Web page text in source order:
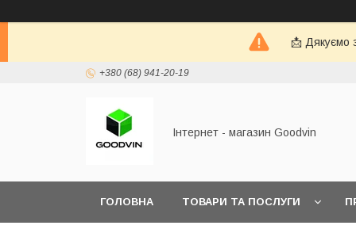
📩 Дякуємо
+380 (68) 941-20-19
Інтернет - магазин Goodvin
ГОЛОВНА ТОВАРИ ТА ПОСЛУГИ